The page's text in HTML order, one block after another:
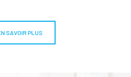
SAVOIR PLUS